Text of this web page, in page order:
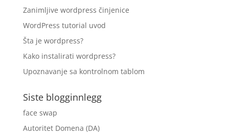
Zanimljive wordpress činjenice
WordPress tutorial uvod
Šta je wordpress?
Kako instalirati wordpress?
Upoznavanje sa kontrolnom tablom
Siste blogginnlegg
face swap
Autoritet Domena (DA)